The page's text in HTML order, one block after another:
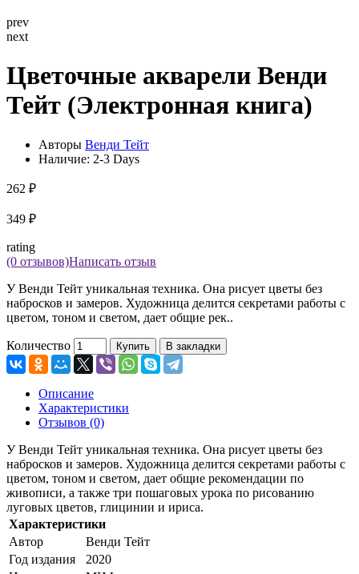
prev
next
Цветочные акварели Венди
Тейт (Электронная книга)
Авторы Венди Тейт
Наличие: 2-3 Days
262 ₽
349 ₽
rating
(0 отзывов)Написать отзыв
У Венди Тейт уникальная техника. Она рисует цветы без
набросков и замеров. Художница делится секретами работы с
цветом, тоном и светом, дает общие рек..
Количество Купить В закладки
Описание
Характеристики
Отзывов (0)
У Венди Тейт уникальная техника. Она рисует цветы без
набросков и замеров. Художница делится секретами работы с
цветом, тоном и светом, дает общие рекомендации по
живописи, а также три пошаговых урока по рисованию
луговых цветов, глицинии и ириса.
Характеристики
Автор
Венди Тейт
Год издания
2020